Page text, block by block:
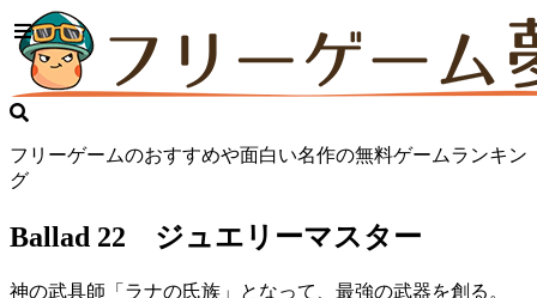
フリーゲームのおすすめや面白い名作の無料ゲームランキン
グ
Ballad 22 ジュエリーマスター
神の武具師「ラナの氏族」となって、最強の武器を創る。